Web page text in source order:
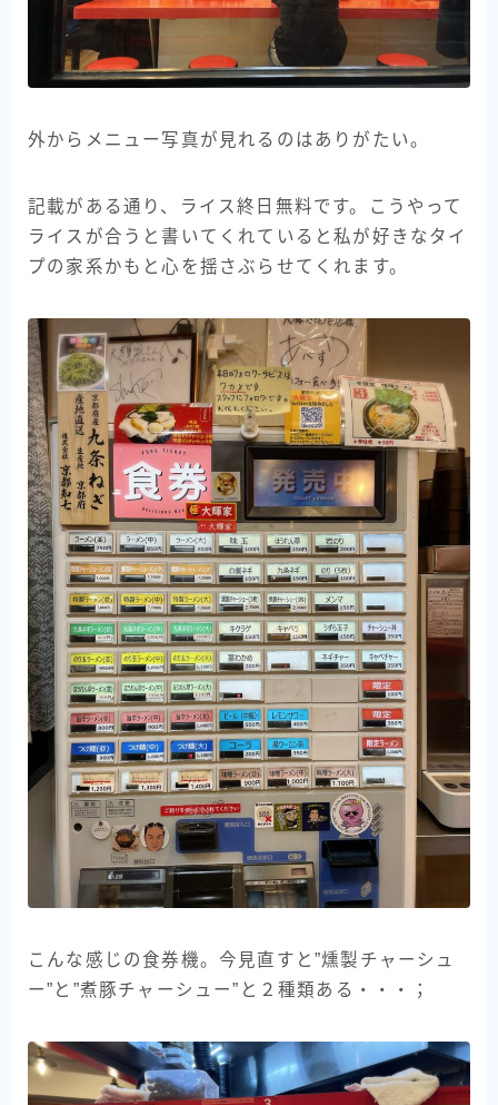
外からメニュー写真が見れるのはありがたい。
記載がある通り、ライス終日無料です。こうやって
ライスが合うと書いてくれていると私が好きなタイ
プの家系かもと心を揺さぶらせてくれます。
こんな感じの食券機。今見直すと”燻製チャーシュ
ー”と”煮豚チャーシュー”と２種類ある・・・；